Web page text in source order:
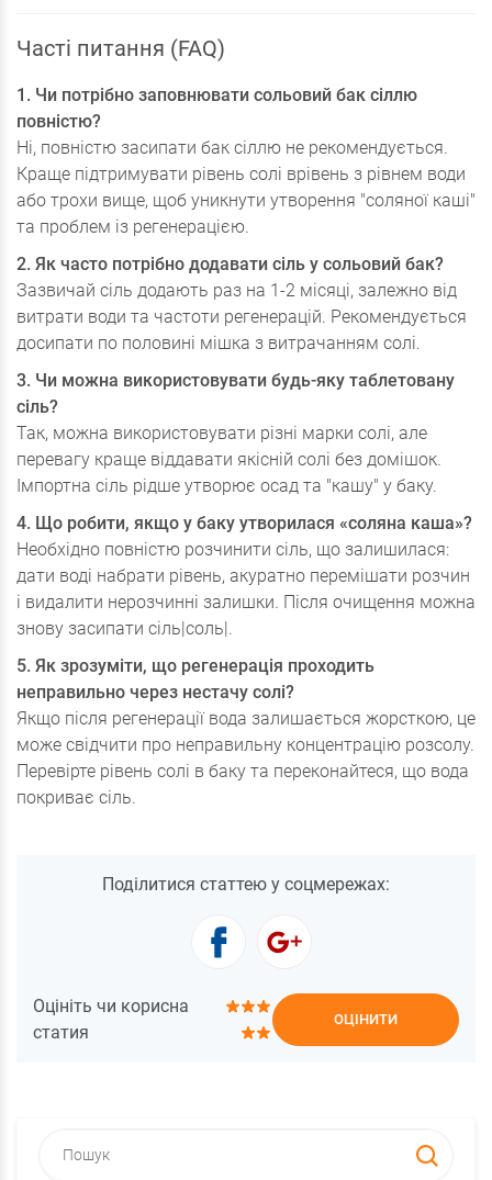
Часті питання (FAQ)
1. Чи потрібно заповнювати сольовий бак сіллю
повністю?
Ні, повністю засипати бак сіллю не рекомендується.
Краще підтримувати рівень солі врівень з рівнем води
або трохи вище, щоб уникнути утворення "соляної каші"
та проблем із регенерацією.
2. Як часто потрібно додавати сіль у сольовий бак?
Зазвичай сіль додають раз на 1-2 місяці, залежно від
витрати води та частоти регенерацій. Рекомендується
досипати по половині мішка з витрачанням солі.
3. Чи можна використовувати будь-яку таблетовану
сіль?
Так, можна використовувати різні марки солі, але
перевагу краще віддавати якісній солі без домішок.
Імпортна сіль рідше утворює осад та "кашу" у баку.
4. Що робити, якщо у баку утворилася «соляна каша»?
Необхідно повністю розчинити сіль, що залишилася:
дати воді набрати рівень, акуратно перемішати розчин
і видалити нерозчинні залишки. Після очищення можна
знову засипати сіль|соль|.
5. Як зрозуміти, що регенерація проходить
неправильно через нестачу солі?
Якщо після регенерації вода залишається жорсткою, це
може свідчити про неправильну концентрацію розсолу.
Перевірте рівень солі в баку та переконайтеся, що вода
покриває сіль.
Поділитися статтею у соцмережах:
Оцініть чи корисна
статия
ОЦІНИТИ